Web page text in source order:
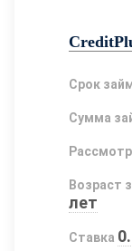
Срок
Сумма
Возраст
лет
Ставка